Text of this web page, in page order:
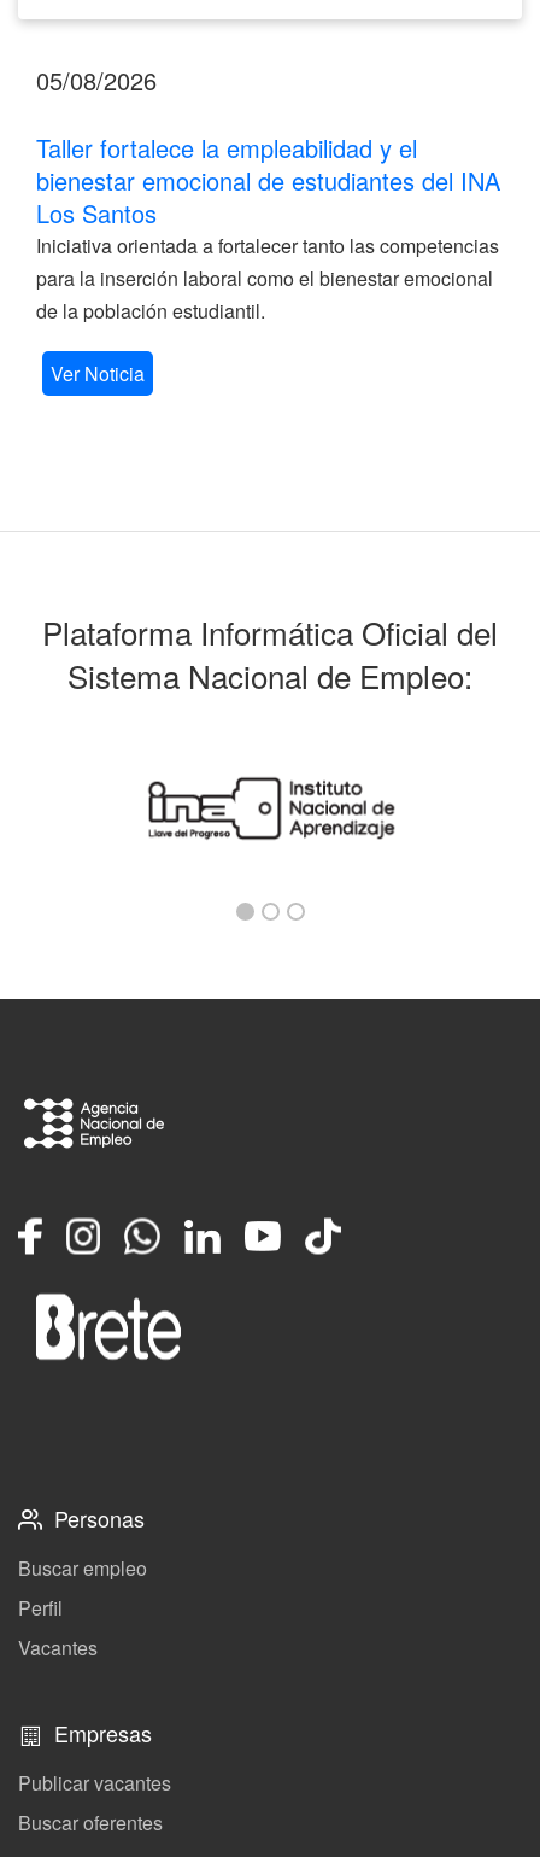
05/08/2026
Taller fortalece la empleabilidad y el
bienestar emocional de estudiantes del INA
Los Santos
Iniciativa orientada a fortalecer tanto las competencias
para la inserción laboral como el bienestar emocional
de la población estudiantil.
Ver Noticia
Plataforma Informática Oficial del
Sistema Nacional de Empleo:
FacebookInstagramWhatsappLinkedInYouTube
TikTok
Personas
Buscar empleo
Perfil
Vacantes
Empresas
Publicar vacantes
Buscar oferentes